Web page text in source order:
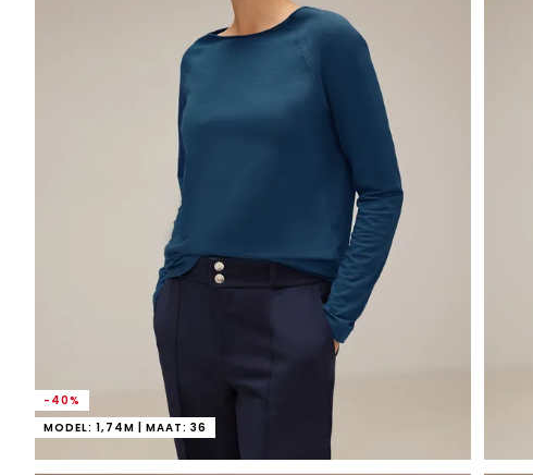
-40%
MODEL: 1,74M | MAAT: 36